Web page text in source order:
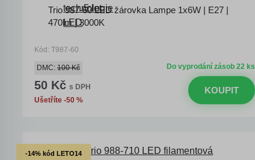
Trio 987-60 LED žárovka Lampe 1x6W | E27 |
470lm | 3000K
Kód: T987-60
Do vyprodání zásob 22 ks
DMC: 100 Kč
50 Kč s DPH
Ušetříte -50 %
KOUPIT
-14% kód LETO14